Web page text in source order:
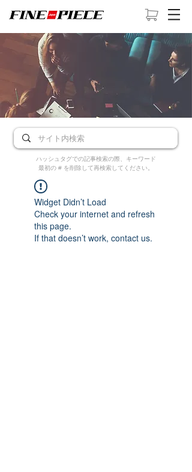
ハッシュタグでの記事検索の際、キーワード
最初の # を削除して再検索してください。
Widget Didn’t Load
Check your internet and refresh
this page.
If that doesn’t work, contact us.